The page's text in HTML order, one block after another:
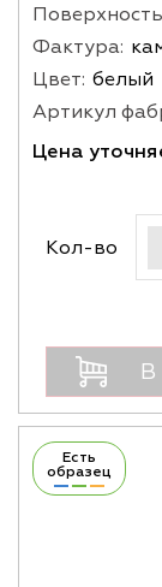
Фактура:
Цвет: белый
Артикул
Цена
Кол-во
В
Есть
образец